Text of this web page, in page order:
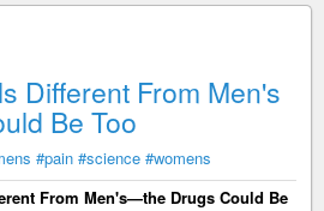
Different From Men's
Be Too
#pain #science #womens
From Men's—the Drugs Could Be